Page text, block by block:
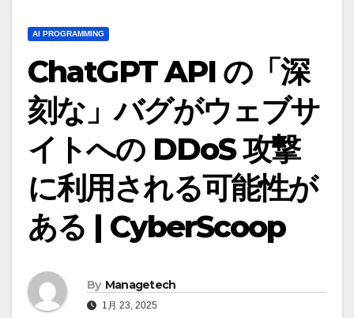
AI PROGRAMMING
ChatGPT API の「深
刻な」バグがウェブサ
イトへの DDoS 攻撃
に利用される可能性が
ある | CyberScoop
By Managetech
1月 23, 2025